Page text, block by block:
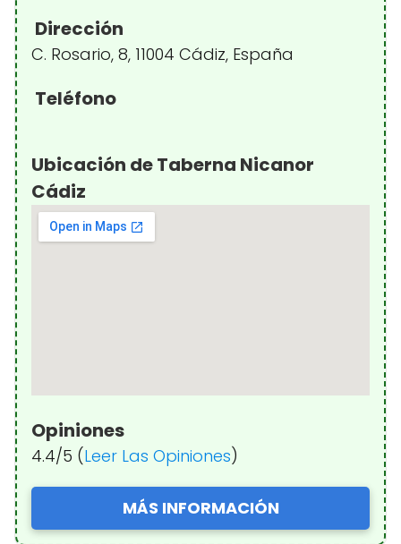
Dirección
C. Rosario, 8, 11004 Cádiz, España
Teléfono
Ubicación de Taberna Nicanor
Cádiz
Opiniones
4.4/5 (Leer Las Opiniones)
MÁS INFORMACIÓN